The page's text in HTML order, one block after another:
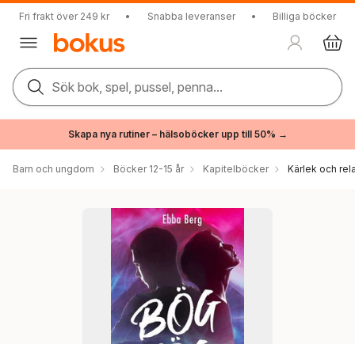
Fri frakt över 249 kr • Snabba leveranser • Billiga böcker
Sök bok, spel, pussel, penna...
Skapa nya rutiner – hälsoböcker upp till 50% →
Barn och ungdom Böcker 12-15 år Kapitelböcker Kärlek och